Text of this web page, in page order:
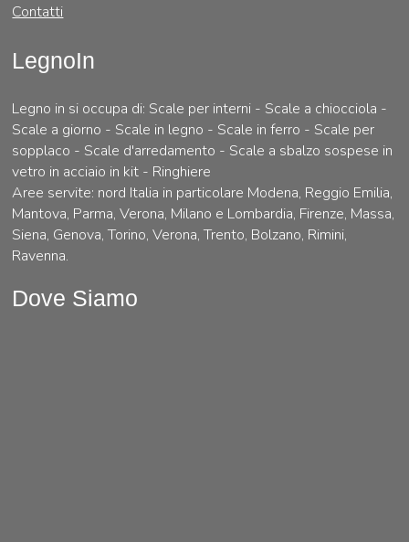
Contatti
LegnoIn
Legno in si occupa di: Scale per interni - Scale a chiocciola -
Scale a giorno - Scale in legno - Scale in ferro - Scale per
sopplaco - Scale d'arredamento - Scale a sbalzo sospese in
vetro in acciaio in kit - Ringhiere
Aree servite: nord Italia in particolare Modena, Reggio Emilia,
Mantova, Parma, Verona, Milano e Lombardia, Firenze, Massa,
Siena, Genova, Torino, Verona, Trento, Bolzano, Rimini,
Ravenna.
Dove Siamo